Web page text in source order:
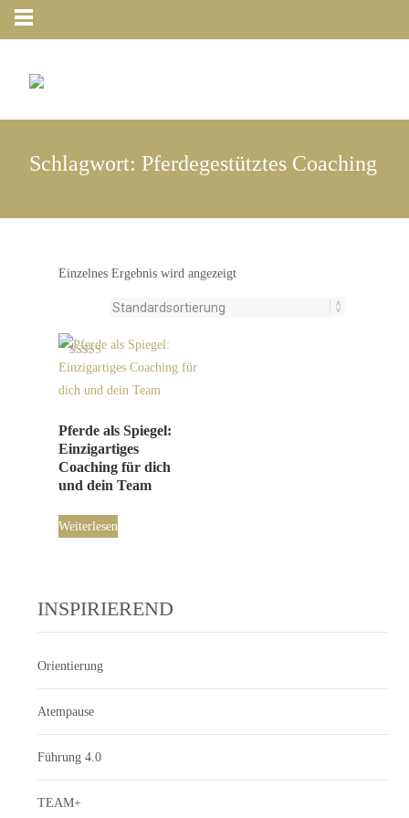
Schlagwort: Pferdegestütztes Coaching
Einzelnes Ergebnis wird angezeigt
Pferde als Spiegel:
Einzigartiges
Coaching für dich
und dein Team
Bewertet mit
5.00
von 5
Weiterlesen
INSPIRIEREND
Orientierung
Atempause
Führung 4.0
TEAM+